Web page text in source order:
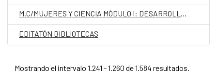
EDITATÓN BIBLIOTECAS
Mostrando el intervalo 1.241 - 1.260 de 1.584 resultados.